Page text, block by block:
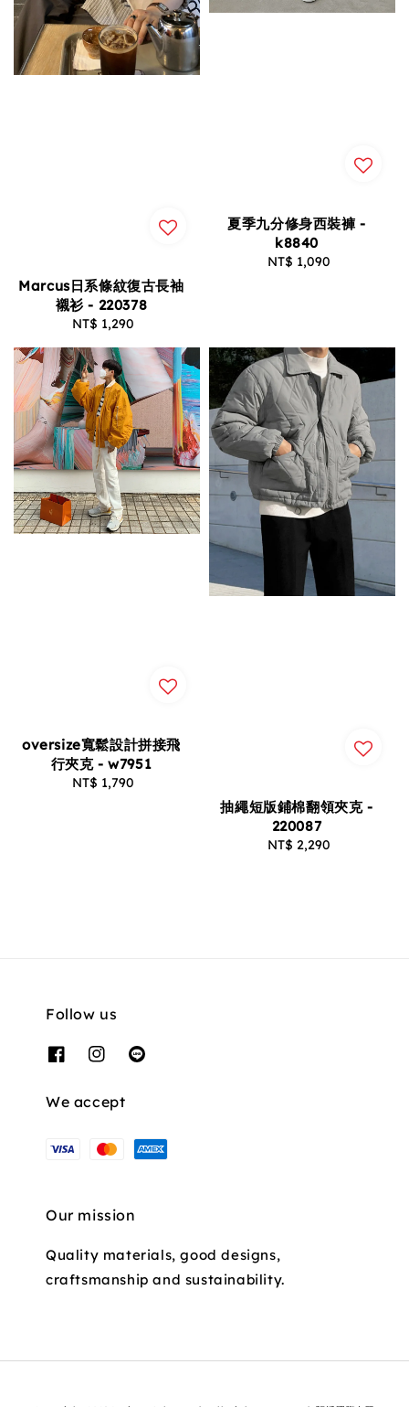
Marcus日系條紋復古長袖
襯衫 - 220378
Regular
NT$ 1,290
夏季九分修身西裝褲 -
k8840
Regular
NT$ 1,090
oversize寬鬆設計拼接飛
行夾克 - w7951
Regular
NT$ 1,790
抽繩短版鋪棉翻領夾克 -
220087
Regular
NT$ 2,290
Follow us
We accept
Our mission
Quality materials, good designs,
craftsmanship and sustainability.